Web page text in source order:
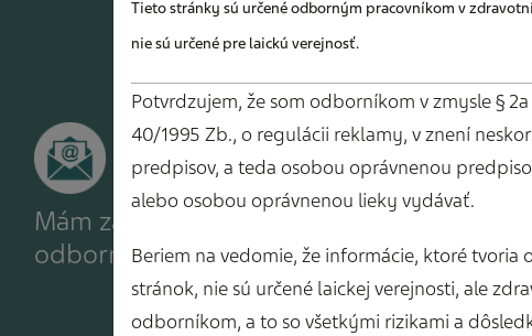
Mám záujem o zasielanie
odborného spravodajcu
Mám
materiály
Diár
hlavy
Tieto stránky sú určené odborným pracovníkom v
nie sú určené pre laickú verejnosť.
Potvrdzujem, že som odborníkom v zmysle § 2a
40/1995 Zb., o regulácii reklamy, v znení
predpisov, a teda osobou oprávnenou
alebo osobou oprávnenou lieky vydávať.
Beriem na vedomie, že informácie, ktoré tvoria
stránok, nie sú určené laickej verejnosti, ale
odborníkom, a to so všetkými rizikami a